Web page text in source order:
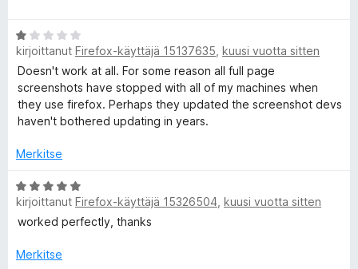
u
1
/
5
o
i
t
u
1
/
A
r
v
o
u
/
5
kirjoittanut Firefox-käyttäjä 15137635 kuusi vuotta sitten
Doesn't work at all. For some reason all full page
screenshots have stopped with all of my machines when
they use firefox. Perhaps they updated the screenshot devs
haven't bothered updating in years.
Merkitse
A
r
v
o
kirjoittanut Firefox-käyttäjä 15326504 kuusi vuotta sitten
worked perfectly, thanks
Merkitse